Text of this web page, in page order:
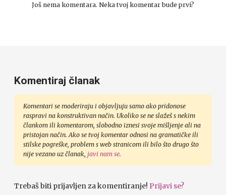
Još nema komentara. Neka tvoj komentar bude prvi?
Komentiraj članak
Komentari se moderiraju i objavljuju samo ako pridonose
raspravi na konstruktivan način. Ukoliko se ne slažeš s nekim
člankom ili komentarom, slobodno iznesi svoje mišljenje ali na
pristojan način. Ako se tvoj komentar odnosi na gramatičke ili
stilske pogreške, problem s web stranicom ili bilo što drugo što
nije vezano uz članak, javi nam se.
Trebaš biti prijavljen za komentiranje! Prijavi se?